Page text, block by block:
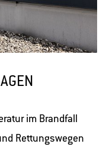
im Brandfall
Rettungswegen